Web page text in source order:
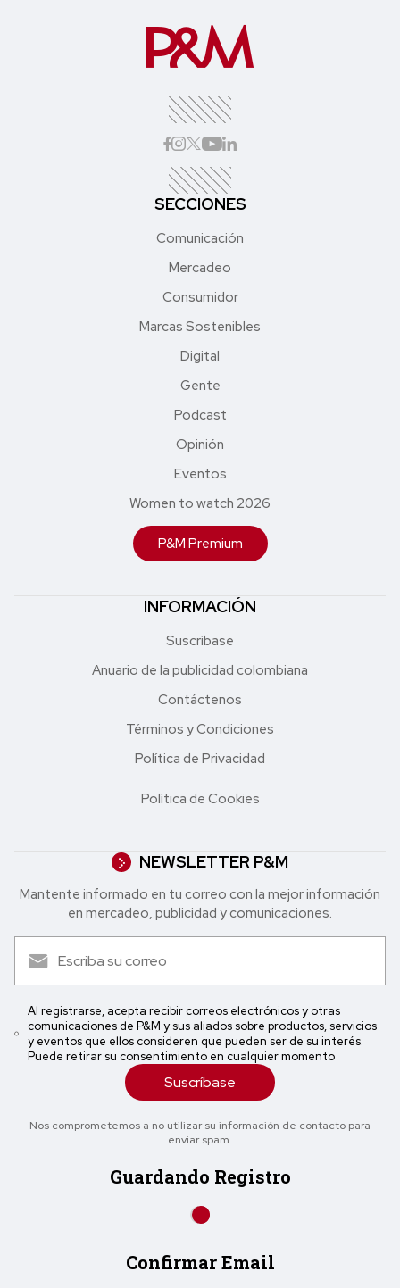
SECCIONES
Comunicación
Mercadeo
Consumidor
Marcas Sostenibles
Digital
Gente
Podcast
Opinión
Eventos
Women to watch 2026
P&M Premium
INFORMACIÓN
Suscríbase
Anuario de la publicidad colombiana
Contáctenos
Términos y Condiciones
Política de Privacidad
Política de Cookies
NEWSLETTER P&M
Mantente informado en tu correo con la mejor in formación
en mercadeo, publicidad y comunicaciones.
Al registrarse, acepta recibir correos electrónicos y otras
comunicaciones de P&M y sus aliados sobre productos, servicios
y eventos que ellos consideren que pueden ser de su interés.
Puede retirar su consentimiento en cualquier momento
Suscríbase
Nos comprometemos a no utilizar su información de contacto para
enviar spam.
Guardando Registro
Confirmar Email